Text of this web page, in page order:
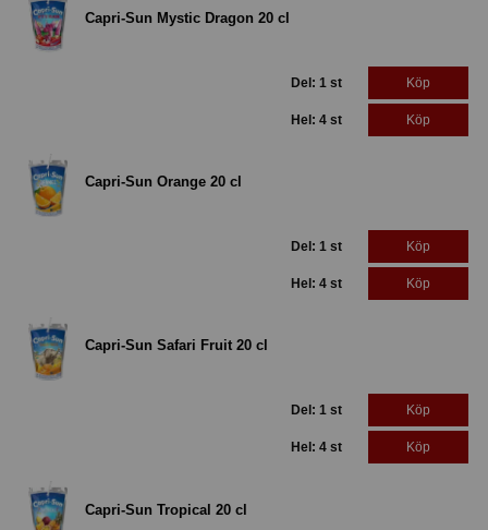
Capri-Sun Mystic Dragon 20 cl
Del: 1 st Köp
Hel: 4 st Köp
Capri-Sun Orange 20 cl
Del: 1 st Köp
Hel: 4 st Köp
Capri-Sun Safari Fruit 20 cl
Del: 1 st Köp
Hel: 4 st Köp
Capri-Sun Tropical 20 cl